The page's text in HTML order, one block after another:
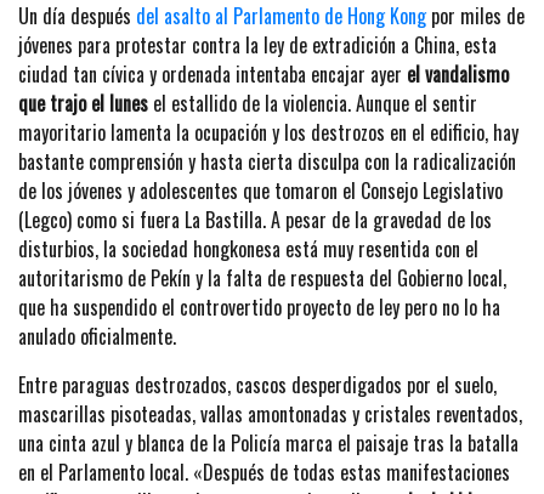
Un día después del asalto al Parlamento de Hong Kongpor miles de
jóvenes para protestar contra la ley de extradición a China, esta
ciudad tan cívica y ordenada intentaba encajar ayer el vandalismo
que trajo el lunes el estallido de la violencia. Aunque el sentir
mayoritario lamenta la ocupación y los destrozos en el edificio, hay
bastante comprensión y hasta cierta disculpa con la radicalización
de los jóvenes y adolescentes que tomaron el Consejo Legislativo
(Legco) como si fuera La Bastilla. A pesar de la gravedad de los
disturbios, la sociedad hongkonesa está muy resentida con el
autoritarismo de Pekín y la falta de respuesta del Gobierno local,
que ha suspendido el controvertido proyecto de ley pero no lo ha
anulado oficialmente.
Entre paraguas destrozados, cascos desperdigados por el suelo,
mascarillas pisoteadas, vallas amontonadas y cristales reventados,
una cinta azul y blanca de la Policía marca el paisaje tras la batalla
en el Parlamento local. «Después de todas estas manifestaciones